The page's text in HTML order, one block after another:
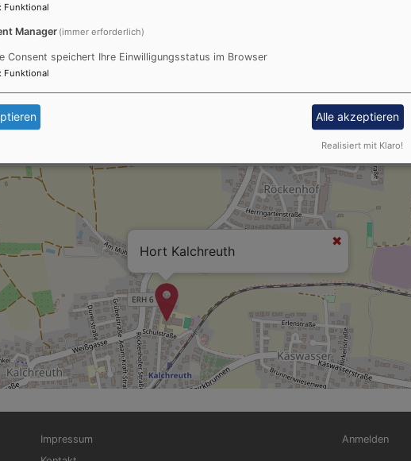
Hort Kalchreuth
Fußbereichsmenü
Impressum
Benutzermenü
Anmelden
: Funktional
Manager (immer erforderlich)
Consent speichert Ihre Einwilligungsstatus im Browser
: Funktional
Alle akzeptieren
Realisiert mit Klaro!